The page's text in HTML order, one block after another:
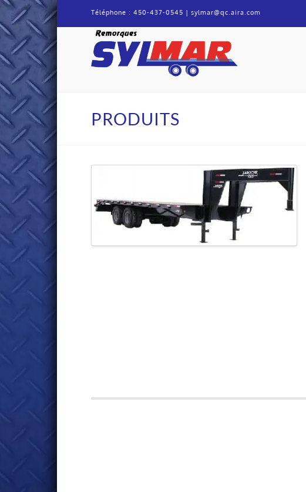
Téléphone : 450-437-0545 | sylmar@qc.aira.com
Remorque
Sylmar
PRODUITS